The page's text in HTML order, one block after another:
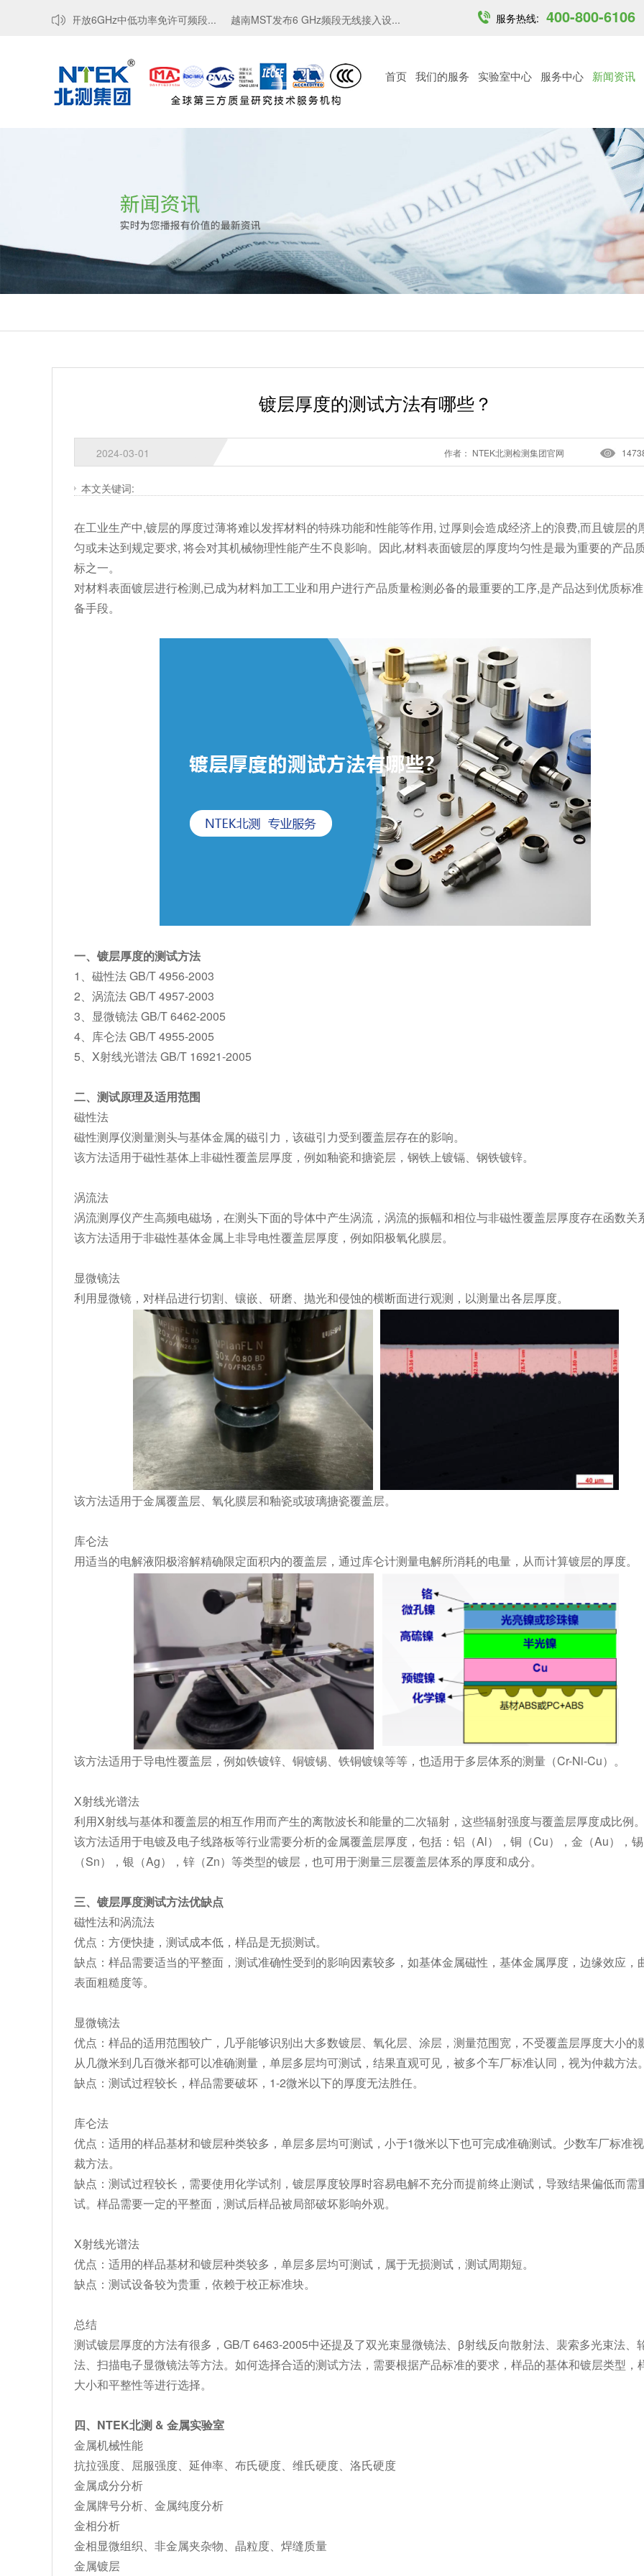
印度开放6GHz中低功率免许可频段... 越南MST发布6 GHz频段无线接入设... 加拿大更新无线通信设备标准，新... 国家认监委新
服务热线: 400-800-6106
首页 我们的服务 实验室中心 服务中心 新闻资讯
镀层厚度的测试方法有哪些？
2024-03-01 作者： NTEK北测检测集团官网
本文关键词:
在工业生产中,镀层的厚度过薄将难以发挥材料的特殊功能和性能等作用, 过厚则会造成经济上的浪费,而且镀层的
匀或未达到规定要求, 将会对其机械物理性能产生不良影响。因此,材料表面镀层的厚度均匀性是最为重要的产品
标之一。
对材料表面镀层进行检测,已成为材料加工工业和用户进行产品质量检测必备的最重要的工序,是产品达到优质标
备手段。
一、镀层厚度的测试方法
1、磁性法 GB/T 4956-2003
2、涡流法 GB/T 4957-2003
3、显微镜法 GB/T 6462-2005
4、库仑法 GB/T 4955-2005
5、X射线光谱法 GB/T 16921-2005
二、测试原理及适用范围
磁性法
磁性测厚仪测量测头与基体金属的磁引力，该磁引力受到覆盖层存在的影响。
该方法适用于磁性基体上非磁性覆盖层厚度，例如釉瓷和搪瓷层，钢铁上镀镉、钢铁镀锌。
涡流法
涡流测厚仪产生高频电磁场，在测头下面的导体中产生涡流，涡流的振幅和相位与非磁性覆盖层厚度存在函数关
该方法适用于非磁性基体金属上非导电性覆盖层厚度，例如阳极氧化膜层。
显微镜法
利用显微镜，对样品进行切割、镶嵌、研磨、抛光和侵蚀的横断面进行观测，以测量出各层厚度。
该方法适用于金属覆盖层、氧化膜层和釉瓷或玻璃搪瓷覆盖层。
库仑法
用适当的电解液阳极溶解精确限定面积内的覆盖层，通过库仑计测量电解所消耗的电量，从而计算镀层的厚度。
该方法适用于导电性覆盖层，例如铁镀锌、铜镀锡、铁铜镀镍等等，也适用于多层体系的测量（Cr-Ni-Cu）。
X射线光谱法
利用X射线与基体和覆盖层的相互作用而产生的离散波长和能量的二次辐射，这些辐射强度与覆盖层厚度成比例
该方法适用于电镀及电子线路板等行业需要分析的金属覆盖层厚度，包括：铝（Al），铜（Cu），金（Au），锡
（Sn），银（Ag），锌（Zn）等类型的镀层，也可用于测量三层覆盖层体系的厚度和成分。
三、镀层厚度测试方法优缺点
磁性法和涡流法
优点：方便快捷，测试成本低，样品是无损测试。
缺点：样品需要适当的平整面，测试准确性受到的影响因素较多，如基体金属磁性，基体金属厚度，边缘效应，
表面粗糙度等。
显微镜法
优点：样品的适用范围较广，几乎能够识别出大多数镀层、氧化层、涂层，测量范围宽，不受覆盖层厚度大小的
从几微米到几百微米都可以准确测量，单层多层均可测试，结果直观可见，被多个车厂标准认同，视为仲裁方法
缺点：测试过程较长，样品需要破坏，1-2微米以下的厚度无法胜任。
库仑法
优点：适用的样品基材和镀层种类较多，单层多层均可测试，小于1微米以下也可完成准确测试。少数车厂标准
裁方法。
缺点：测试过程较长，需要使用化学试剂，镀层厚度较厚时容易电解不充分而提前终止测试，导致结果偏低而需
试。样品需要一定的平整面，测试后样品被局部破坏影响外观。
X射线光谱法
优点：适用的样品基材和镀层种类较多，单层多层均可测试，属于无损测试，测试周期短。
缺点：测试设备较为贵重，依赖于校正标准块。
总结
测试镀层厚度的方法有很多，GB/T 6463-2005中还提及了双光束显微镜法、β射线反向散射法、裴索多光束法、
法、扫描电子显微镜法等方法。如何选择合适的测试方法，需要根据产品标准的要求，样品的基体和镀层类型，
大小和平整性等进行选择。
四、NTEK北测 & 金属实验室
金属机械性能
抗拉强度、屈服强度、延伸率、布氏硬度、维氏硬度、洛氏硬度
金属成分分析
金属牌号分析、金属纯度分析
金相分析
金相显微组织、非金属夹杂物、晶粒度、焊缝质量
金属镀层